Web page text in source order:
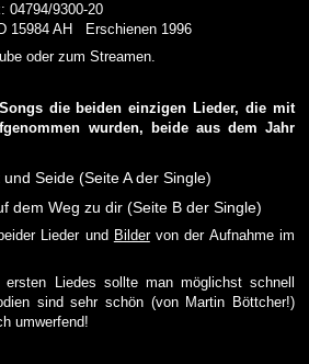
04794/9300-20
15984 AH Erschienen 1996
oder zum Streamen.
die beiden einzigen Lieder, die mit
wurden, beide aus dem Jahr
Seide (Seite A der Single)
dem Weg zu dir (Seite B der Single)
Lieder und Bildervon der Aufnahme im
Liedes sollte man möglichst schnell
sind sehr schön (von Martin Böttcher!)
umwerfend!